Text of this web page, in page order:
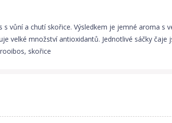
vůní a chutí skořice. Výsledkem je jemné aroma s
velké množství antioxidantů. Jednotlivé sáčky čaje
skořice